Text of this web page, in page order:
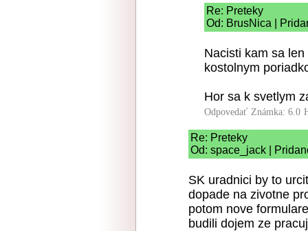
Re: Preteky
Od: BrusNica |
Nacisti kam sa
kostolnym
Hor sa k svetlym
Odpovedať Známka: 6.0
Re: Preteky
Od: space_jack |
SK uradnici by to
dopade na zivotne
potom nove
budili dojem ze